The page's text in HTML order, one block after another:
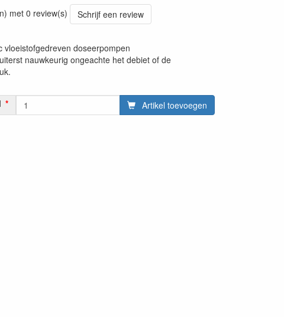
met 0 review(s)
Schrijf een review
vloeistofgedreven doseerpompen
nauwkeurig ongeachte het debiet of de
Artikel toevoegen